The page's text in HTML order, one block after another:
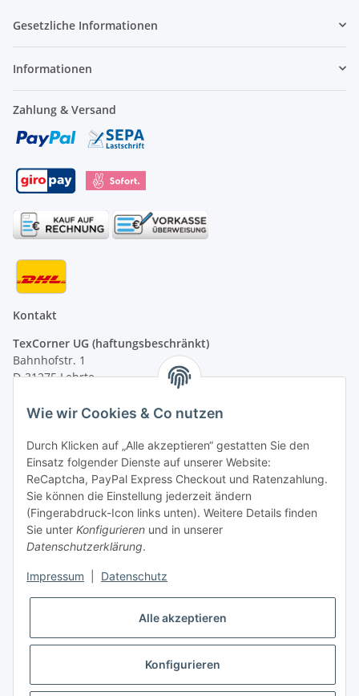
Gesetzliche Informationen
Informationen
Zahlung & Versand
Kontakt
TexCorner UG (haftungsbeschränkt)
Bahnhofstr. 1
D-31275 Lehrte
Montag - Freitag
von 09:00 - 13:00 Uhr
telefonisch erreichbar
Tel: +49 (0) 5132 8230689
Fax: +49 (0) 5132 8230693
E-Mail:mail@signalweste.net
* Alle Preise zzgl. gesetzlicher USt., zzgl.Versand
Wie wir Cookies & Co nutzen
Durch Klicken auf „Alle akzeptieren“ gestatten Sie den
Einsatz folgender Dienste auf unserer Website:
ReCaptcha, PayPal Express Checkout und Ratenzahlung.
Sie können die Einstellung jederzeit ändern
(Fingerabdruck-Icon links unten). Weitere Details finden
Sie unter Konfigurieren und in unserer
Datenschutzerklärung.
Impressum Datenschutz
Alle akzeptieren
Konfigurieren